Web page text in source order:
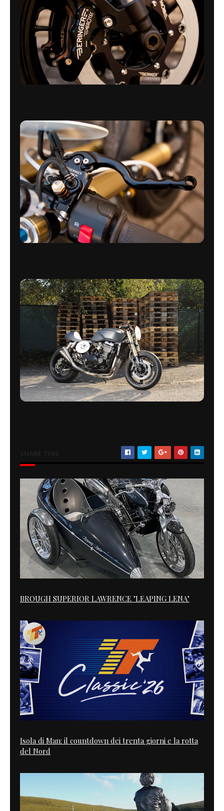
BROUGH SUPERIOR LAWRENCE "LEAPING LENA"
Isola di Man: il countdown dei trenta giorni e la rotta
del Nord